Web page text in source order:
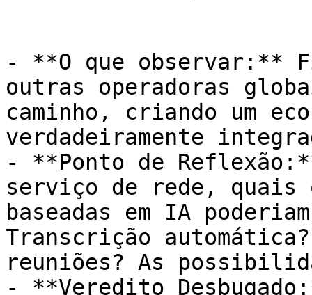
- **O que observar:**
outras operadoras
caminho, criando um
verdadeiramente
- **Ponto de
serviço de rede, quais
baseadas em IA
Transcrição automática?
reuniões? As
- **Veredito